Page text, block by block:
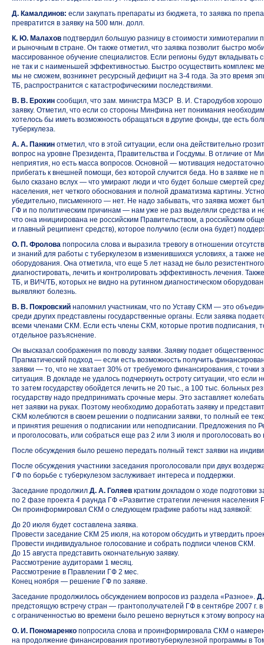
Д. Камалдинов: если закупать препараты из бюджета, то заявка по
превратится в заявку на 500 млн. долл.
К. Ю. Малахов подтвердил большую разницу в стоимости химиотерапии
и рыночным в стране. Он также отметил, что заявка позволит быстро
массированное обучение специалистов. Если регионы будут вкладывать
не так и с наименьшей эффективностью. Быстро осуществить комплекс
мы не сможем, возникнет ресурсный дефицит на 3-4 года. За это время
ТБ, распространится с катастрофическими последствиями.
В. В. Ерохин сообщил, что зам. министра МЗСР В. И. Стародубов хорошо
заявку. Отметил, что если со стороны Минфина нет понимания
хотелось бы иметь возможность обращаться в другие фонды, где есть
туберкулеза.
А. А. Панкин отметил, что в этой ситуации, если она действительно
вопрос на уровне Президента, Правительства и Госдумы. В отличие от
неприятия, но есть масса вопросов. Основной — мотивация
прибегать к внешней помощи, без которой случится беда. Но в заявке не
было сказано вслух — что умирают люди и что будет больше смертей
населения, нет четкого обоснования и полной драматизма картины.
убедительно, письменного — нет. Не надо забывать, что заявка может
ГФ и по политическим причинам — нам уже не раз выделяли средства и
что она инициирована не российским Правительством, а российским
и главный реципиент средств), которое получило (если она будет)
О. П. Фролова попросила слова и выразила тревогу в отношении
и знаний для работы с туберкулезом в изменившихся условиях, а также
оборудования. Она отметила, что еще 5 лет назад не было резистентного
диагностировать, лечить и контролировать эффективность лечения.
ТБ, и ВИЧ/ТБ, которых не видно на рутинном диагностическом
выявляют болезнь.
В. В. Покровский напомнил участникам, что по Уставу СКМ — это
среди других представлены государственные органы. Если заявка
всеми членами СКМ. Если есть члены СКМ, которые против подписания,
отдельное разъяснение.
Он высказал соображения по поводу заявки. Заявку подает
Прагматический подход — если есть возможность получить
заявки — то, что не хватает 30% от требуемого финансирования, с
ситуация. В докладе не удалось подчеркнуть остроту ситуации, что
то затем государству обойдется лечить не 20 тыс., а 100 тыс. больных
государству надо предпринимать срочные меры. Это заставляет
нет заявки на руках. Поэтому необходимо доработать заявку и
СКМ колеблются в своем решении о подписании заявки, то полный ее
и принятия решения о подписании или неподписании. Предложения по
и проголосовать, или собраться еще раз 2 или 3 июля и проголосовать
После обсуждения было решено передать полный текст заявки на
После обсуждения участники заседания проголосовали при двух
ГФ по борьбе с туберкулезом заслуживает интереса и поддержки.
Заседание продолжил Д. А. Голяев кратким докладом о ходе
по 2 фазе проекта 4 раунда ГФ «Развитие стратегии лечения населения
Он проинформировал СКМ о следующем графике работы над заявкой:
До 20 июля будет составлена заявка.
Провести заседание СКМ 25 июля, на котором обсудить и утвердить
Провести индивидуальное голосование и собрать подписи членов СКМ.
До 15 августа представить окончательную заявку.
Рассмотрение аудиторами 1 месяц.
Рассмотрение в Правлении ГФ 2 мес.
Конец ноября — решение ГФ по заявке.
Заседание продолжилось обсуждением вопросов из раздела «Разное».
предстоящую встречу стран — грантополучателей ГФ в сентябре 2007 г.
с ограниченностью во времени было решено вернуться к этому вопросу
О. И. Пономаренко попросила слова и проинформировала СКМ о
на продолжение финансирования противотуберкулезной программы в